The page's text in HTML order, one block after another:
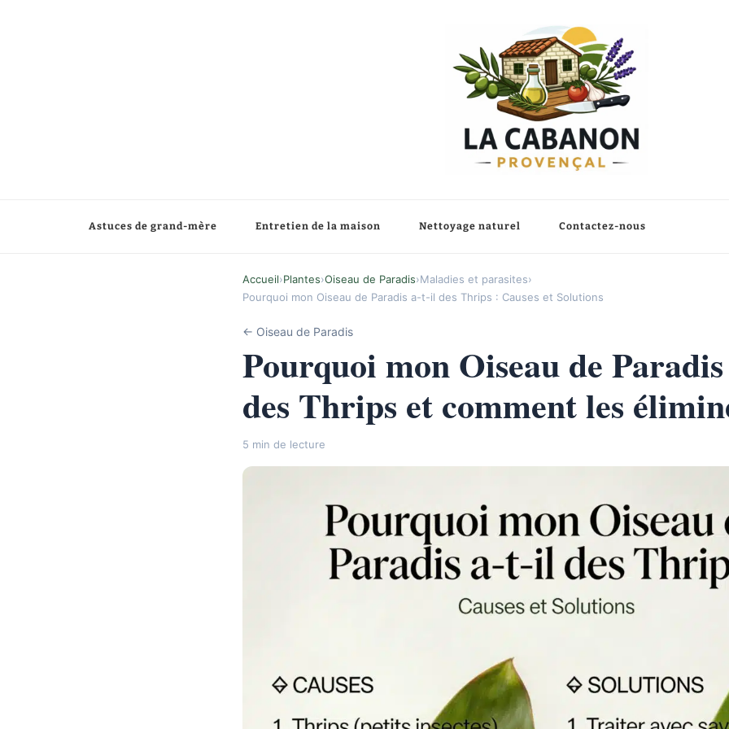
Astuces de grand-mère Entretien de la maison Nettoyage naturel Contactez-nous
Accueil›Plantes›Oiseau de Paradis›Maladies et parasites›
Pourquoi mon Oiseau de Paradis a-t-il des Thrips : Causes et Solutions
← Oiseau de Paradis
Pourquoi mon Oiseau de
des Thrips et comment les
5 min de lecture